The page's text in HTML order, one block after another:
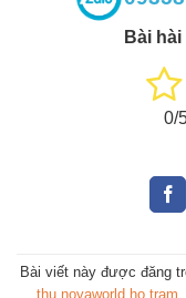
Bài
0/
Bài viết này được đăng
thu novaworld ho tram,